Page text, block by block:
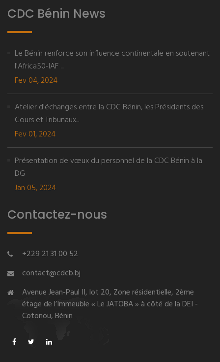
CDC Bénin News
Le Bénin renforce son influence continentale en soutenant
l'Africa50-IAF ...
Fev 04, 2024
Atelier d'échanges entre la CDC Bénin, les Présidents des
Cours et Tribunaux...
Fev 01, 2024
Présentation de vœux du personnel de la CDC Bénin à la
DG
Jan 05, 2024
Contactez-nous
+229 21 31 00 52
contact@cdcb.bj
Avenue Jean-Paul II, lot 20, Zone résidentielle, 2ème
étage de l’Immeuble « Le JATOBA » à côté de la DEI -
Cotonou, Bénin